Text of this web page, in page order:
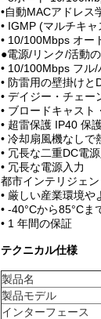
•自動MACアドレス
• IGMP (マルチキ
• 10/100Mbps オー
●電源/リンク/活動
• 10/100Mbps フル
• 防雷用の壁掛けと
• デイジー・チェー
• ブロードキャスト
• 超雷保護 IP40 保
• 冷却扇風機なしで
• 冗長な二重DC電
• 冗長な電源入力
都市インテリジェ
• 厳しい産業環境や
• -40°Cから85°Cま
• 1 年間の保証
テクニカル仕様
製品名
製品モデル
インターフェース